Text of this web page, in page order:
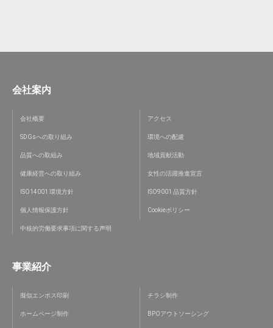
会社案内
会社概要 アクセス
SDGsへの取り組み 環境への配慮
品質への取組み 地域貢献活動
健康経営への取り組み 女性の活躍推進宣言
ISO14001 環境方針 ISO9001 品質方針
個人情報保護方針 Cookieポリシー
中核的労働要求事項に関する声明
事業紹介
擬似エンボス印刷 チラシ制作
ホームページ制作 BPOアウトソーシング